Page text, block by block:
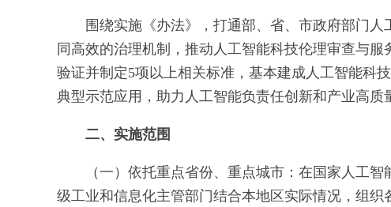
围绕实施《办法》，打通部、省、市政府部门
同高效的治理机制，推动人工智能科技伦理审查与
验证并制定5项以上相关标准，基本建成人工智能科
典型示范应用，助力人工智能负责任创新和产业高质
二、实施范围
（一）依托重点省份、重点城市：在国家人工
级工业和信息化主管部门结合本地区实际情况，组织